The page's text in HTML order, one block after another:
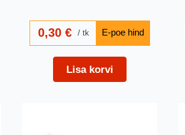
0,30€ tk
Lisa korvi